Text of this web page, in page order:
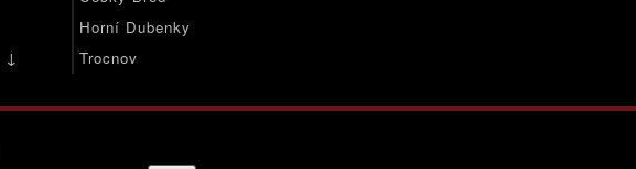
↓
Horní Dubenky
Trocnov